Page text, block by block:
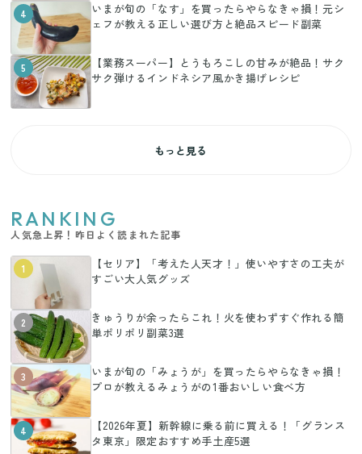
4
いまが旬の「なす」を買ったらやらなきゃ損！元シ
ェフが教える正しい選び方と絶品スピード副菜
5
【業務スーパー】とうもろこしの甘みが絶品！サク
サク弾けるインドネシア風かき揚げレシピ
もっと見る
RANKING
人気急上昇！昨日よく読まれた記事
1
【セリア】「考えた人天才！」使いやすさの工夫が
すごい大人気グッズ
2
きゅうりが余ったらこれ！火を使わずすぐ作れる簡
単ポリポリ副菜3選
3
いまが旬の「みょうが」を買ったらやらなきゃ損！
プロが教えるみょうがの1番おいしい食べ方
4
【2026年夏】新幹線に乗る前に買える！「グランス
タ東京」限定おすすめ手土産5選